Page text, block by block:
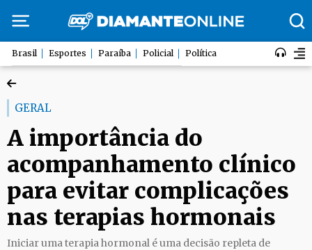
Brasil Esportes Paraíba Policial Política
GERAL
A importância do
acompanhamento clínico
para evitar complicações
nas terapias hormonais
Iniciar uma terapia hormonal é uma decisão repleta de